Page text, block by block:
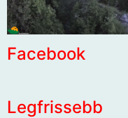
Facebook
Legfrissebb